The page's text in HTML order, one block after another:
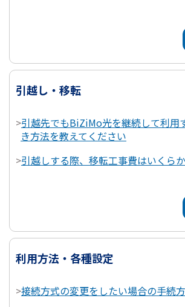
引越し・移転
>引越先でもBiZiMo光を継続して利用
き方法を教えてください
>引越しする際、移転工事費はいくら
利用方法・各種設定
>接続方式の変更をしたい場合の手続